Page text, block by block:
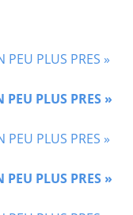
PEU PLUS PRES »
PEU PLUS PRES »